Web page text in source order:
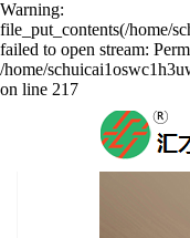
Warning:
file_put_contents(/home/
failed to open stream:
/home/
on line 217
勾搭天花